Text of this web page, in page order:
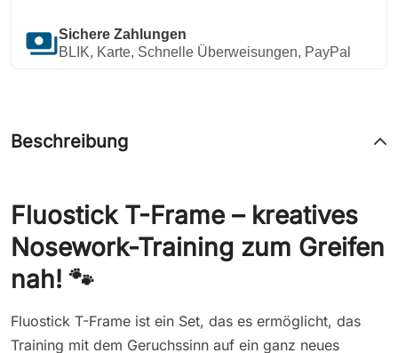
paymentsSichere Zahlungen
BLIK, Karte, Schnelle Überweisungen, PayPal
Beschreibung
Fluostick T-Frame – kreatives
Nosework-Training zum Greifen
nah! 🐾
Fluostick T-Frame ist ein Set, das es ermöglicht, das
Training mit dem Geruchssinn auf ein ganz neues